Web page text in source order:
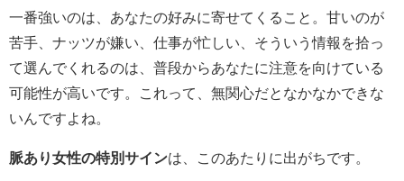
一番強いのは、あなたの好みに寄せてくること。甘いのが
苦手、ナッツが嫌い、仕事が忙しい、そういう情報を拾っ
て選んでくれるのは、普段からあなたに注意を向けている
可能性が高いです。これって、無関心だとなかなかできな
いんですよね。
脈あり女性の特別サインは、このあたりに出がちです。